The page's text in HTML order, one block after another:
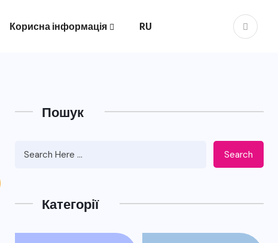
Корисна інформація RU
Пошук
Search
Категорії